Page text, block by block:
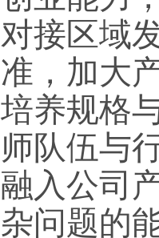
对接区域
准，加大
培养规格
师队伍与
融入公司
杂问题的